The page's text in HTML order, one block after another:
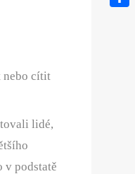
nebo cítit
lidé,
v podstatě